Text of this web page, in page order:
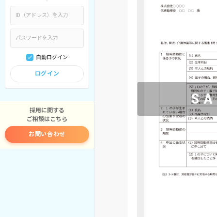
自動ログイン
ログイン
採用に関する
ご相談はこちら
お問い合わせ